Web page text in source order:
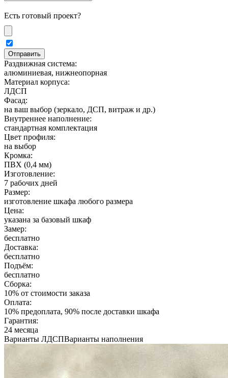
Есть готовый проект?
Раздвижная система:
алюминиевая, нижнеопорная
Материал корпуса:
ЛДСП
Фасад:
на ваш выбор (зеркало, ДСП, витраж и др.)
Внутреннее наполнение:
стандартная комплектация
Цвет профиля:
на выбор
Кромка:
ПВХ (0,4 мм)
Изготовление:
7 рабочих дней
Размер:
изготовление шкафа любого размера
Цена:
указана за базовый шкаф
Замер:
бесплатно
Доставка:
бесплатно
Подъём:
бесплатно
Сборка:
10% от стоимости заказа
Оплата:
10% предоплата, 90% после доставки шкафа
Гарантия:
24 месяца
Варианты ЛДСПВарианты наполнения